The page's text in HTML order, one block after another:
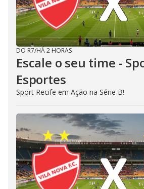
DO R7/HÁ 2 HORAS
Escale o seu time -
Esportes
Sport Recife em Ação na Série B!